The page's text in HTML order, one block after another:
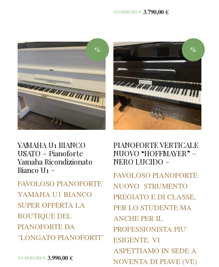
10.000,00€3.790,00€
%
YAMAHA U1 BIANCO
USATO – Pianoforte
Yamaha Ricondizionato
Bianco U1 –
FAVOLOSO PIANOFORTE
YAMAHA U1 BIANCO
SUPER OFFERTA LA
BOUTIQUE DEL
PIANOFORTE DA
"LONGATO PIANOFORTI"
11.000,00€3.990,00€
%
PIANOFORTE VERTICALE
NUOVO “HOFFMAYER” –
NERO LUCIDO –
FAVOLOSO PIANOFORTE
NUOVO STRUMENTO
PREGIATO E DI CLASSE,
PER LO STUDENTE MA
ANCHE PER IL
PROFESSIONISTA PIU'
ESIGENTE. VI
ASPETTIAMO IN SEDE A
NOVENTA DI PIAVE (VE)